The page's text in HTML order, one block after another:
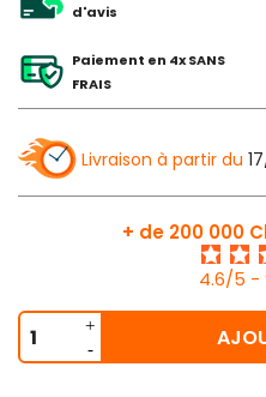
d'avis
Paiement en 4x SANS
FRAIS
Livraison à partir du
+ de 200 000
4.6/5 -